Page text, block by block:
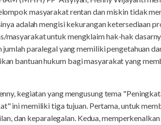
masyarakat rentan dan miskin tidak
adalah mengisi kekurangan ketersediaan
masyarakat untuk mengklaim hak-hak
paralegal yang memiliki pengetahuan
bantuan hukum bagi masyarakat yang
kegiatan yang mengusung tema
ini memiliki tiga tujuan. Pertama, untuk
dan keparalegalan. Kedua,